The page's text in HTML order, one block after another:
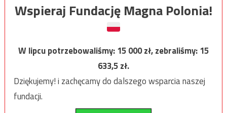
Wspieraj Fundację Magna Polonia!
W lipcu potrzebowaliśmy:15 000zł, zebraliśmy:15
633,5zł.
Dziękujemy! i zachęcamy do dalszego wsparcia naszej
fundacji.